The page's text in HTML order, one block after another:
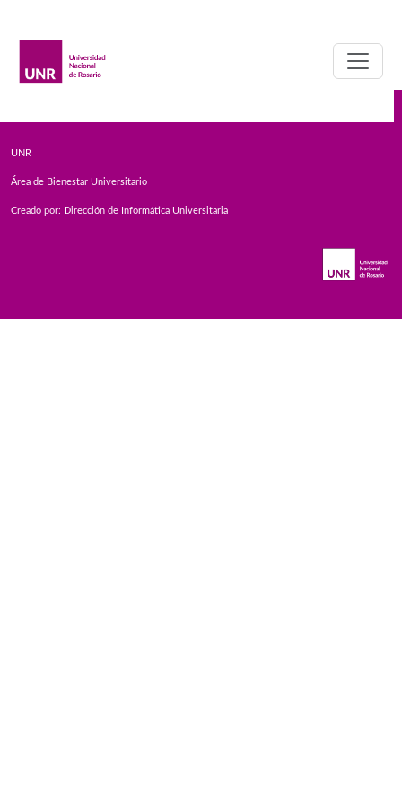
UNR
Área de Bienestar Universitario
Creado por: Dirección de Informática Universitaria